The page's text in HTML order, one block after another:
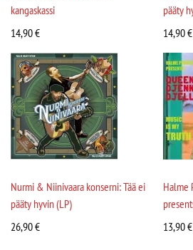
kangaskassi
14,90€
pääty
14,90€
Nurmi & Niinivaara konserni: Tää ei
pääty hyvin (LP)
26,90€
Halme
13,90€